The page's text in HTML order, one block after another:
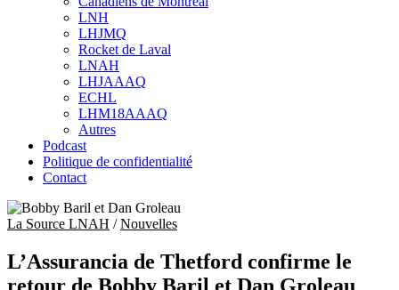
sub
menu
LNH
LHJMQ
Rocket de Laval
LNAH
LHJAAAQ
ECHL
LHM18AAAQ
Autres
Podcast
Politique de confidentialité
Contact
La Source LNAH /Nouvelles
L’Assurancia de Thetford confirme le